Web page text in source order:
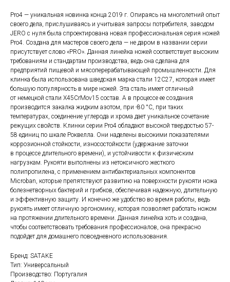
Pro4 — уникальная новинка конца 2019 г. Опираясь на многолетний опыт
своего дела, прислушиваясь и учитывая запросы потребителя, заводом
JERO c нуля была спроектирована новая профессиональная серия ножей
Pro4. Создана для мастеров своего дела — не даром в названии серии
присутствует слово «PRO». Данная линейка ножей соответствует высоким
требованиям и стандартам производства, ведь она сделана для
предприятий пищевой и мясоперерабатывающей промышленности. Для
клинка была использована шведская марка стали 12C27, которая имеет
большую популярность в мире ножей. Эта сталь имеет отличный
от немецкой стали X45CrMov15 состав. А в процессе ее создания
производится закалка жидким азотом, при -80 °C, при таких
температурах, соединение углерода и хрома дает уникальное сочетание
режущих свойств. Клинки серии Pro4 обладают высокой твердостью 57-
58 единиц по шкале Роквелла. Они наделены высокими показателями
коррозионной стойкости, износостойкости (удержание заточки
в процессе длительного времени), и устойчивости к физическим
нагрузкам. Рукояти выполнены из нетоксичного жесткого
полипропилена, с применением антибактериальных компонентов
Microban, которые препятствуют развитию на поверхности рукояти ножа
болезнетворных бактерий и грибков, обеспечивая надежную, длительную
и эффективную защиту. И конечно же удобство во время работы, ведь
рукоять имеет отличную эргономику, которая позволяет работать ножом
на протяжении длительного времени. Данная линейка хоть и создана,
чтобы соответствовать требования профессионалов, она прекрасно
подойдет для домашнего повседневного использования.
Бренд: SATAKE
Тип: Универсальный
Производство: Португалия